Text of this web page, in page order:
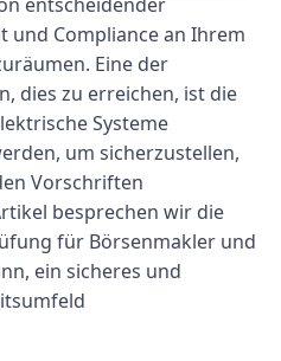
und Compliance an Ihrem
Eine der
dies zu erreichen, ist die
Systeme
um sicherzustellen,
Vorschriften
besprechen wir die
für Börsenmakler und
ein sicheres und